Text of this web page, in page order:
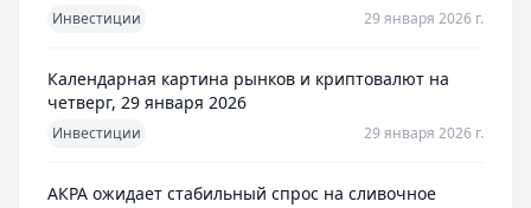
Инвестиции 29 января 2026 г.
Календарная картина рынков и криптовалют на
четверг, 29 января 2026
Инвестиции 29 января 2026 г.
АКРА ожидает стабильный спрос на сливочное